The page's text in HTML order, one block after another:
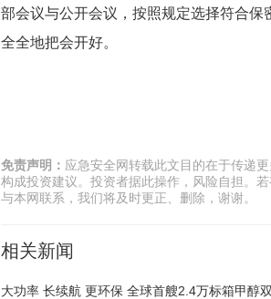
部会议与公开会议，按照规定选择符合
全全地把会开好。
免责声明： 应急安全网转载此文目的在于传递
构成投资建议。投资者据此操作，风险自担。
与本网联系，我们将及时更正、删除，谢谢。
相关新闻